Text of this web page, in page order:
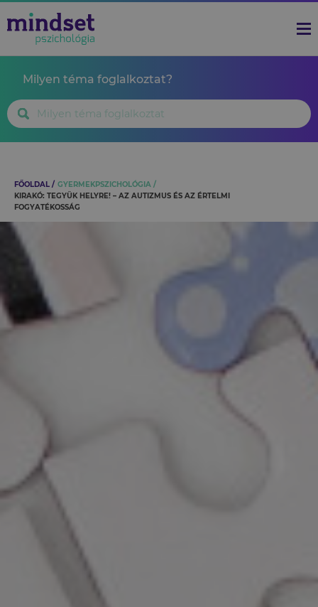
Milyen téma foglalkoztat?
FŐOLDAL
GYERMEKPSZICHOLÓGIA
KIRAKÓ: TEGYÜK HELYRE! – AZ AUTIZMUS ÉS AZ ÉRTELMI
FOGYATÉKOSSÁG